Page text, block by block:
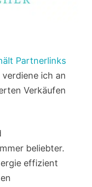
Partnerlinks
ich an
Verkäufen
beliebter.
effizient